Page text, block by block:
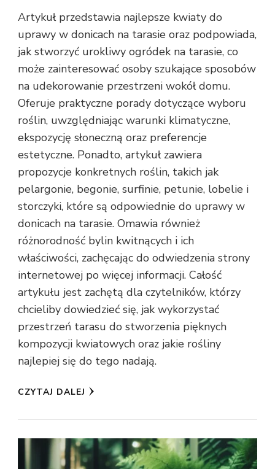
Artykuł przedstawia najlepsze kwiaty do
uprawy w donicach na tarasie oraz podpowiada,
jak stworzyć urokliwy ogródek na tarasie, co
może zainteresować osoby szukające sposobów
na udekorowanie przestrzeni wokół domu.
Oferuje praktyczne porady dotyczące wyboru
roślin, uwzględniając warunki klimatyczne,
ekspozycję słoneczną oraz preferencje
estetyczne. Ponadto, artykuł zawiera
propozycje konkretnych roślin, takich jak
pelargonie, begonie, surfinie, petunie, lobelie i
storczyki, które są odpowiednie do uprawy w
donicach na tarasie. Omawia również
różnorodność bylin kwitnących i ich
właściwości, zachęcając do odwiedzenia strony
internetowej po więcej informacji. Całość
artykułu jest zachętą dla czytelników, którzy
chcieliby dowiedzieć się, jak wykorzystać
przestrzeń tarasu do stworzenia pięknych
kompozycji kwiatowych oraz jakie rośliny
najlepiej się do tego nadają.
CZYTAJ DALEJ